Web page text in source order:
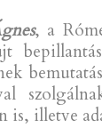
, a
is, illetve